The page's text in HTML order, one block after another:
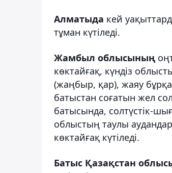
Алматыда кей
тұман күтіледі.
Жамбыл облысының
көктайғақ, күндіз
(жаңбыр, қар), жаяу
батыстан соғатын жел
батысында, солтүстік-
облыстың таулы
көктайғақ күтіледі.
Батыс Қазақстан